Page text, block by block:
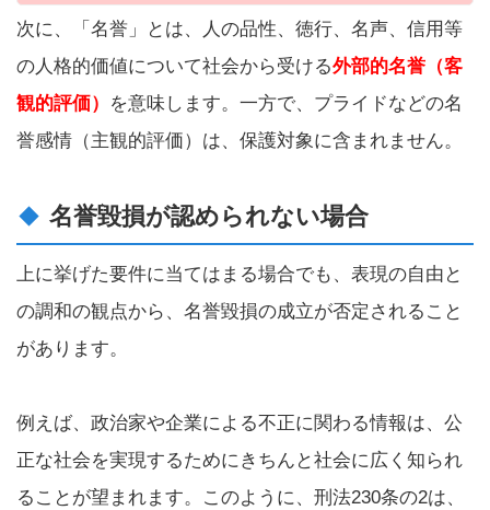
次に、「名誉」とは、人の品性、徳行、名声、信用等
の人格的価値について社会から受ける外部的名誉（客
観的評価）
を意味します。一方で、プライドなどの名
誉感情（主観的評価）は、保護対象に含まれません。
名誉毀損が認められない場合
上に挙げた要件に当てはまる場合でも、表現の自由と
の調和の観点から、名誉毀損の成立が否定されること
があります。
例えば、政治家や企業による不正に関わる情報は、公
正な社会を実現するためにきちんと社会に広く知られ
ることが望まれます。このように、刑法230条の2は、